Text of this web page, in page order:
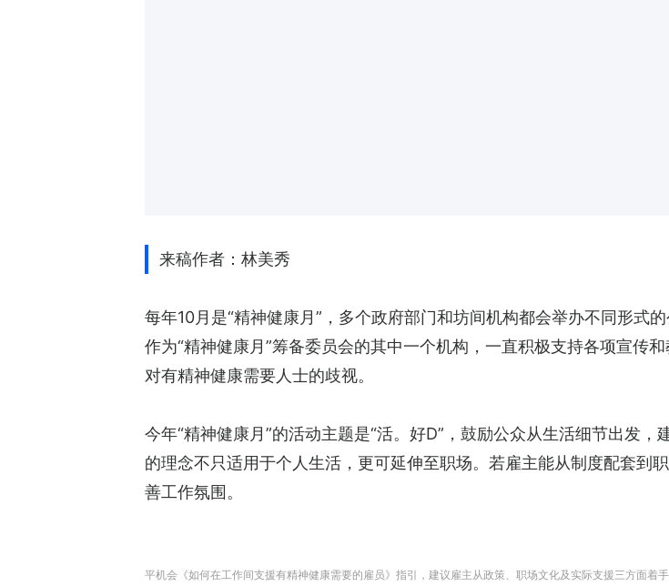
来稿作者：林美秀
每年10月是“精神健康月”，多个政府部门和坊间机构都会举办不同形式
作为“精神健康月”筹备委员会的其中一个机构，一直积极支持各项宣传
对有精神健康需要人士的歧视。
今年“精神健康月”的活动主题是“活。好D”，鼓励公众从生活细节出发
的理念不只适用于个人生活，更可延伸至职场。若雇主能从制度配套到
善工作氛围。
平机会《如何在工作间支援有精神健康需要的雇员》指引，建议雇主从政策、职场文化及实际支援三方面着